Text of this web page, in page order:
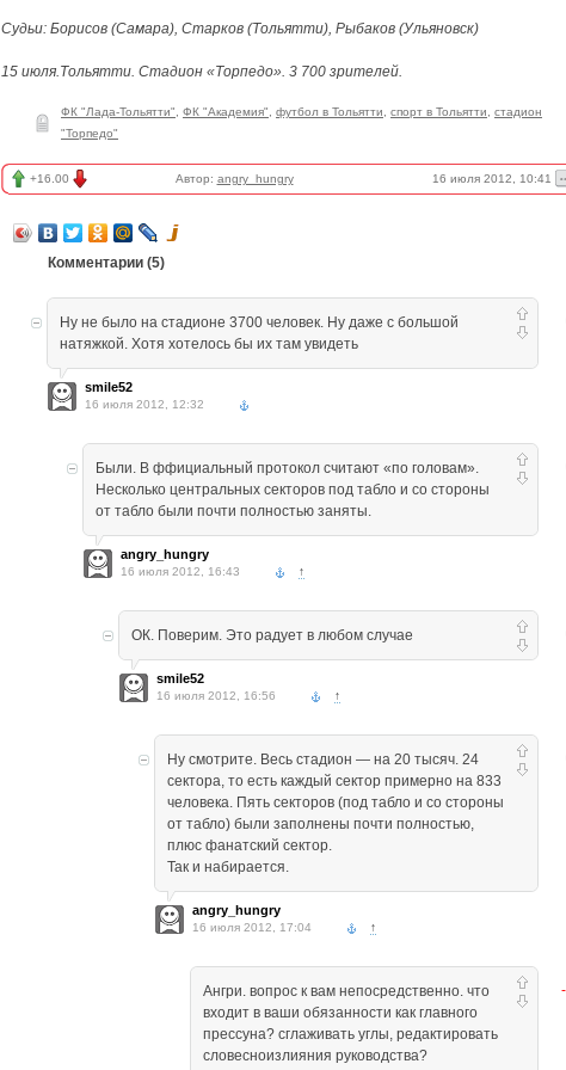
Судьи: Борисов (Самара), Старков (Тольятти), Рыбаков (Ульяновск)
15 июля.Тольятти. Стадион «Торпедо». 3 700 зрителей.
ФК "Лада-Тольятти" ФК "Академия" футбол в Тольятти спорт в Тольятти
стадион
"Торпедо"
+16.00 Автор: angry_hungry 16 июля 2012, 10:41
Комментарии (5)
Ну не было на стадионе 3700 человек. Ну даже с большой
натяжкой. Хотя хотелось бы их там увидеть
smile52
16 июля 2012, 12:32
Были. В ффициальный протокол считают «по головам».
Несколько центральных секторов под табло и со стороны
от табло были почти полностью заняты.
angry_hungry
16 июля 2012, 16:43 ↑
ОК. Поверим. Это радует в любом случае
smile52
16 июля 2012, 16:56 ↑
Ну смотрите. Весь стадион — на 20 тысяч. 24
сектора, то есть каждый сектор примерно на 833
человека. Пять секторов (под табло и со стороны
от табло) были заполнены почти полностью,
плюс фанатский сектор.
Так и набирается.
angry_hungry
16 июля 2012, 17:04 ↑
Ангри. вопрос к вам непосредственно. что
входит в ваши обязанности как главного
прессуна? сглаживать углы, редактировать
словесноизлияния руководства?